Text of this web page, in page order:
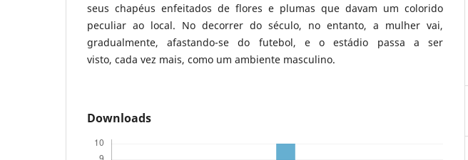
seus chapéus enfeitados de flores e plumas que davam um colorido
peculiar ao local. No decorrer do século, no entanto, a mulher vai,
gradualmente, afastando-se do futebol, e o estádio passa a ser
visto, cada vez mais, como um ambiente masculino.
Downloads